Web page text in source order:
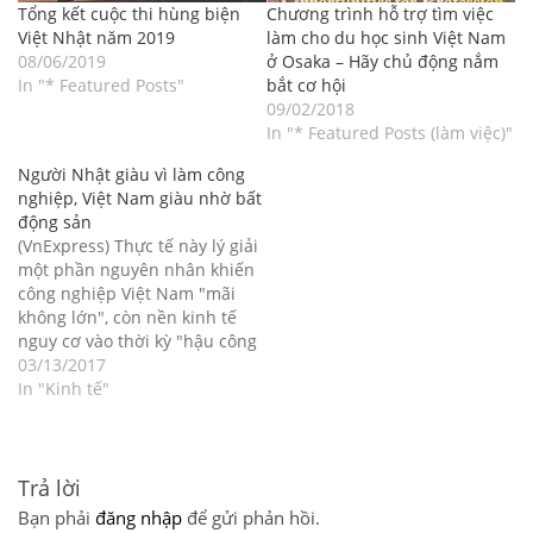
Tổng kết cuộc thi hùng biện
Việt Nhật năm 2019
08/06/2019
In "* Featured Posts"
Chương trình hỗ trợ tìm việc
làm cho du học sinh Việt Nam
ở Osaka – Hãy chủ động nắm
bắt cơ hội
09/02/2018
In "* Featured Posts (làm việc)"
Người Nhật giàu vì làm công
nghiệp, Việt Nam giàu nhờ bất
động sản
(VnExpress) Thực tế này lý giải
một phần nguyên nhân khiến
công nghiệp Việt Nam "mãi
không lớn", còn nền kinh tế
nguy cơ vào thời kỳ "hậu công
nghiệp" dù GDP mới bằng 1/10
những nước như Hàn Quốc,
03/13/2017
In "Kinh tế"
Trả lời
Bạn phải đăng nhập để gửi phản hồi.